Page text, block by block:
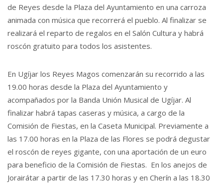
de Reyes desde la Plaza del Ayuntamiento en una carroza
animada con música que recorrerá el pueblo. Al finalizar se
realizará el reparto de regalos en el Salón Cultura y habrá
roscón gratuito para todos los asistentes.
En Ugíjar los Reyes Magos comenzarán su recorrido a las
19.00 horas desde la Plaza del Ayuntamiento y
acompañados por la Banda Unión Musical de Ugíjar. Al
finalizar habrá tapas caseras y música, a cargo de la
Comisión de Fiestas, en la Caseta Municipal. Previamente a
las 17.00 horas en la Plaza de las Flores se podrá degustar
el roscón de reyes gigante, con una aportación de un euro
para beneficio de la Comisión de Fiestas. En los anejos de
Jorairátar a partir de las 17.30 horas y en Cherín a las 18.30